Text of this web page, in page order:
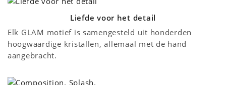
Liefde voor het detail
Elk GLAM motief is samengesteld uit honderden
hoogwaardige kristallen, allemaal met de hand
aangebracht.